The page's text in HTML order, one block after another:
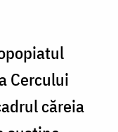
Cercului
căreia